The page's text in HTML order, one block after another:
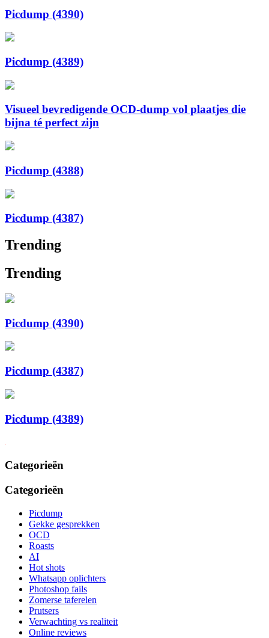
Picdump (4390)
Picdump (4389)
Visueel bevredigende OCD-dump vol plaatjes die
bijna té perfect zijn
Picdump (4388)
Picdump (4387)
Trending
Trending
Picdump (4390)
Picdump (4387)
Picdump (4389)
Categorieën
Categorieën
Picdump
Gekke gesprekken
OCD
Roasts
AI
Hot shots
Whatsapp oplichters
Photoshop fails
Zomerse taferelen
Prutsers
Verwachting vs realiteit
Online reviews